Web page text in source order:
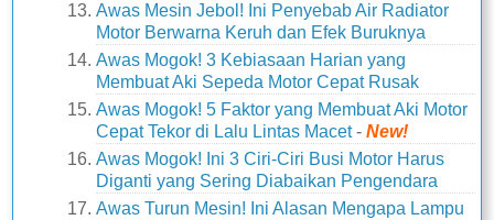
Awas Mesin Jebol! Ini Penyebab Air Radiator
Motor Berwarna Keruh dan Efek Buruknya
Awas Mogok! 3 Kebiasaan Harian yang
Membuat Aki Sepeda Motor Cepat Rusak
Awas Mogok! 5 Faktor yang Membuat Aki Motor
Cepat Tekor di Lalu Lintas Macet-New!
Awas Mogok! Ini 3 Ciri-Ciri Busi Motor Harus
Diganti yang Sering Diabaikan Pengendara
Awas Turun Mesin! Ini Alasan Mengapa Lampu